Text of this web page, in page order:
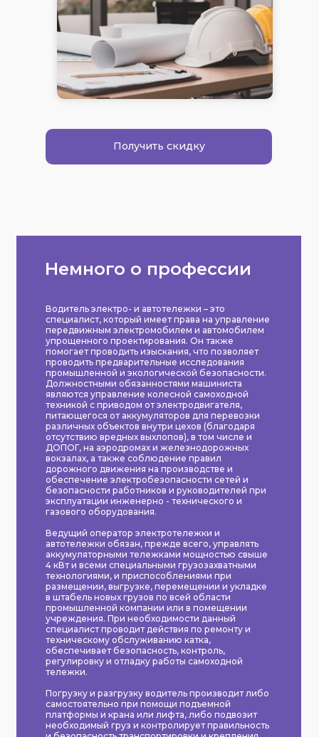
Получить скидку
Немного о профессии
Водитель электро- и автотележки – это
специалист, который имеет права на управление
передвижным электромобилем и автомобилем
упрощенного проектирования. Он также
помогает проводить изыскания, что позволяет
проводить предварительные исследования
промышленной и экологической безопасности.
Должностными обязанностями машиниста
являются управление колесной самоходной
техникой с приводом от электродвигателя,
питающегося от аккумуляторов для перевозки
различных объектов внутри цехов (благодаря
отсутствию вредных выхлопов), в том числе и
ДОПОГ, на аэродромах и железнодорожных
вокзалах, а также соблюдение правил
дорожного движения на производстве и
обеспечение электробезопасности сетей и
безопасности работников и руководителей при
эксплуатации инженерно - технического и
газового оборудования.
Ведущий оператор электротележки и
автотележки обязан, прежде всего, управлять
аккумуляторными тележками мощностью свыше
4 кВт и всеми специальными грузозахватными
технологиями, и приспособлениями при
размещении, выгрузке, перемещении и укладке
в штабель новых грузов по всей области
промышленной компании или в помещении
учреждения. При необходимости данный
специалист проводит действия по ремонту и
техническому обслуживанию катка,
обеспечивает безопасность, контроль,
регулировку и отладку работы самоходной
тележки.
Погрузку и разгрузку водитель производит либо
самостоятельно при помощи подъемной
платформы и крана или лифта, либо подвозит
необходимый груз и контролирует правильность